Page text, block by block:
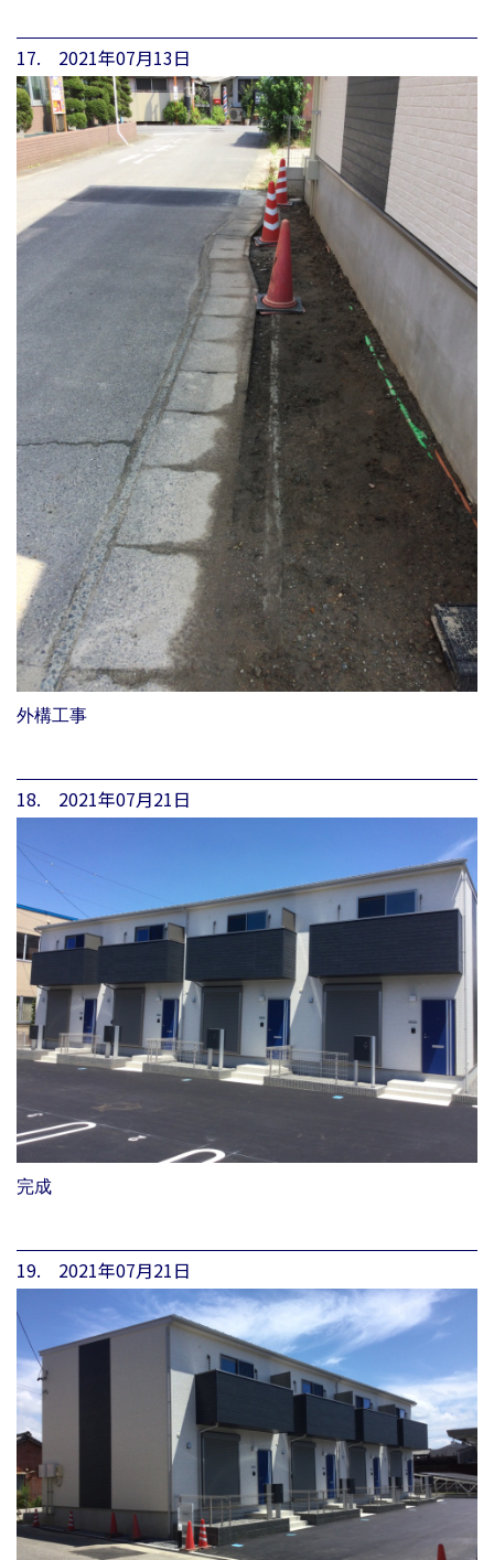
17. 2021年07月13日
外構工事
18. 2021年07月21日
完成
19. 2021年07月21日